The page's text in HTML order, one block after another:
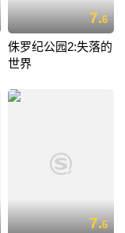
7.6
侏罗纪公园2:失落的
世界
7.6